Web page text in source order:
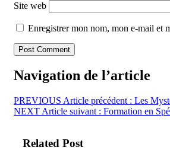
Site web
Enregistrer mon nom, mon e-mail et
Navigation de l’article
PREVIOUS Article précédent : Les
NEXT Article suivant : Formation en
Related Post